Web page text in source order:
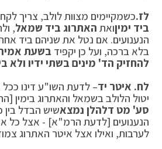
לז.כשמקיימים מצוות לולב, צריך
ביד ימיןואת האתרוג ביד שמאל,
הנענועים. אם נטל את שניהם ביד אחת
בלא ברכה, ועל כן יקפיד בשעת
להחזיק הד' מינים בשתי ידיו ולא
לח. איטר יד– לדעת השו"ע דינו
יטול הלולב בשמאל והאתרוג בימין
סע' מט דלהלן נמצאשיש הבדל
הנענועים [לדעת הרמ"א] - אצל כל
לערבות, ואילו אצל איטר האתרוג